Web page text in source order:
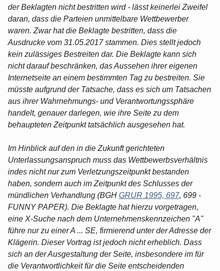
der Beklagten nicht bestritten wird - lässt keinerlei Zweifel
daran, dass die Parteien unmittelbare Wettbewerber
waren. Zwar hat die Beklagte bestritten, dass die
Ausdrucke vom 31.05.2017 stammen. Dies stellt jedoch
kein zulässiges Bestreiten dar. Die Beklagte kann sich
nicht darauf beschränken, das Aussehen ihrer eigenen
Internetseite an einem bestimmten Tag zu bestreiten. Sie
müsste aufgrund der Tatsache, dass es sich um Tatsachen
aus ihrer Wahrnehmungs- und Verantwortungssphäre
handelt, genauer darlegen, wie ihre Seite zu dem
behaupteten Zeitpunkt tatsächlich ausgesehen hat.
Im Hinblick auf den in die Zukunft gerichteten
Unterlassungsanspruch muss das Wettbewerbsverhältnis
indes nicht nur zum Verletzungszeitpunkt bestanden
haben, sondern auch im Zeitpunkt des Schlusses der
mündlichen Verhandlung (BGH GRUR 1995, 697, 699 -
FUNNY PAPER). Die Beklagte hat hierzu vorgetragen,
eine X-Suche nach dem Unternehmenskennzeichen "A"
führe nur zu einer A ... SE, firmierend unter der Adresse der
Klägerin. Dieser Vortrag ist jedoch nicht erheblich. Dass
sich an der Ausgestaltung der Seite, insbesondere im für
die Verantwortlichkeit für die Seite entscheidenden